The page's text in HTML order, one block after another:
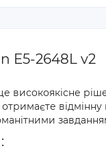
E5-2648L v2
високоякісне
відмінну